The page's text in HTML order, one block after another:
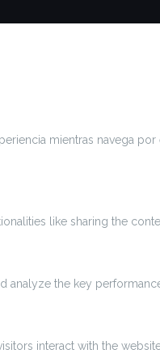
mientras navega
like sharing the
analyze the key
interact with the